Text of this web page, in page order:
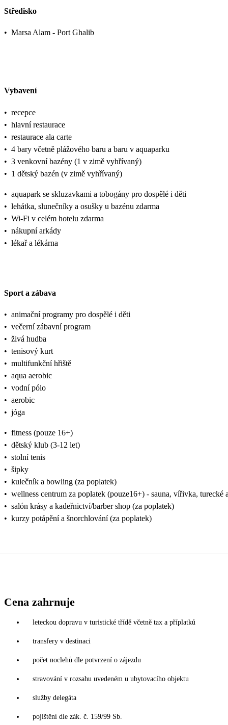
Středisko
• Marsa Alam - Port Ghalib
Vybavení
• recepce
• hlavní restaurace
• restaurace ala carte
• 4 bary včetně plážového baru a baru v aquaparku
• 3 venkovní bazény (1 v zimě vyhřívaný)
• 1 dětský bazén (v zimě vyhřívaný)
• aquapark se skluzavkami a tobogány pro dospělé i děti
• lehátka, slunečníky a osušky u bazénu zdarma
• Wi-Fi v celém hotelu zdarma
• nákupní arkády
• lékař a lékárna
Sport a zábava
• animační programy pro dospělé i děti
• večerní zábavní program
• živá hudba
• tenisový kurt
• multifunkční hřiště
• aqua aerobic
• vodní pólo
• aerobic
• jóga
• fitness (pouze 16+)
• dětský klub (3-12 let)
• stolní tenis
• šipky
• kulečník a bowling (za poplatek)
• wellness centrum za poplatek (pouze16+) - sauna, vířivka, turecké
• salón krásy a kadeřnictví/barber shop (za poplatek)
• kurzy potápění a šnorchlování (za poplatek)
Cena zahrnuje
leteckou dopravu v turistické třídě včetně tax a příplatků
transfery v destinaci
počet noclehů dle potvrzení o zájezdu
stravování v rozsahu uvedeném u ubytovacího objektu
služby delegáta
pojištění dle zák. č. 159/99 Sb.